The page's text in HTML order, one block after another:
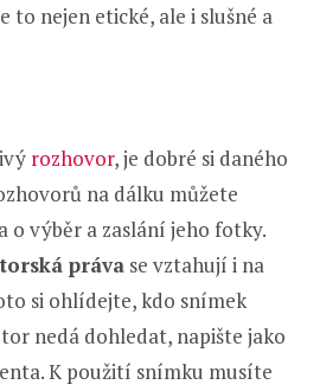
to nejen etické, ale i slušné a
rozhovor, je dobré si daného
na dálku můžete
o výběr a zaslání jeho fotky.
práva se vztahují i na
si ohlídejte, kdo snímek
nedá dohledat, napište jako
K použití snímku musíte